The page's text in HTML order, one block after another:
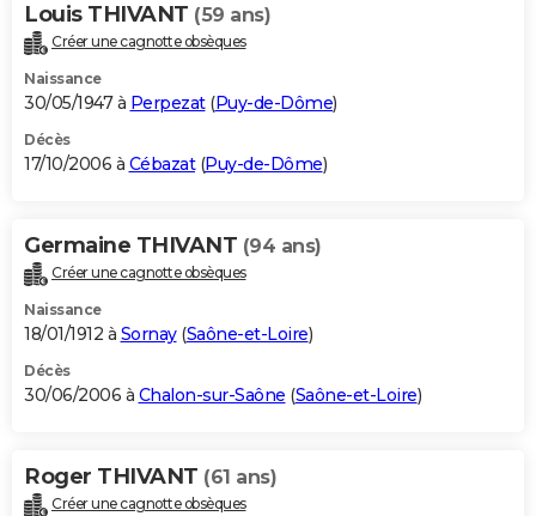
Louis THIVANT (59 ans)
Créer une cagnotte obsèques
Naissance
30/05/1947 à Perpezat(Puy-de-Dôme)
Décès
17/10/2006 à Cébazat(Puy-de-Dôme)
Germaine THIVANT (94 ans)
Créer une cagnotte obsèques
Naissance
18/01/1912 à Sornay(Saône-et-Loire)
Décès
30/06/2006 à Chalon-sur-Saône (Saône-et-Loire)
Roger THIVANT (61 ans)
Créer une cagnotte obsèques